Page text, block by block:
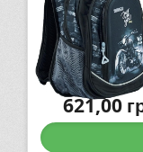
621,00